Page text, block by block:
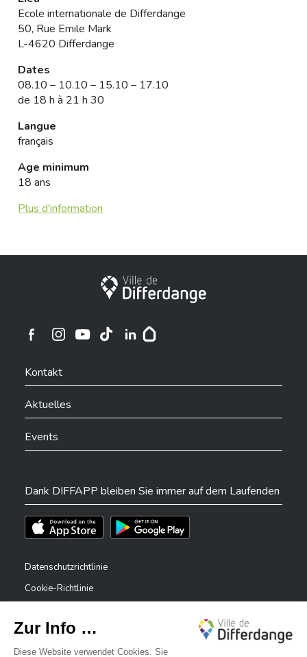
Ecole internationale de Differdange
50, Rue Emile Mark
L-4620 Differdange
Dates
08.10 – 10.10 – 15.10 – 17.10
de 18 h à 21 h 30
Langue
français
Age minimum
18 ans
Plus d'information
Stadt Differdingen
Ville de Differdange sur Instagram
Kontakt
Aktuelles
Events
Dank DIFFAPP bleiben Sie immer auf dem Laufenden
Téléchargez l'app sur l'App StoreTéléchargez l'app sur Play Store
Datenschutzrichtlinie
Cookie-Richtlinie
Erklärung zur Barrierefreiheit
Meldesystem – Whistleblower
✕